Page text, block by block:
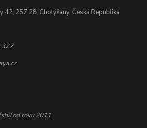
42, 257 28, Chotýšany, Česká Republika
327
od roku 2011